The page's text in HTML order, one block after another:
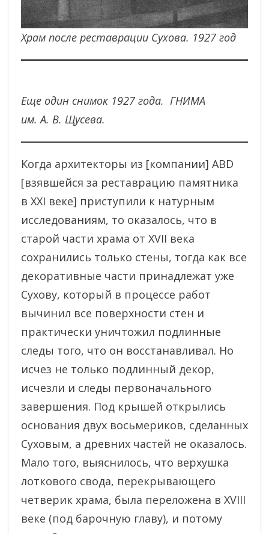
Храм после реставрации Сухова. 1927 год
Еще один снимок 1927 года. ГНИМА
им. А. В. Щусева.
Когда архитекторы из [компании] ABD
[взявшейся за реставрацию памятника
в XXI веке] приступили к натурным
исследованиям, то оказалось, что в
старой части храма от XVII века
сохранились только стены, тогда как все
декоративные части принадлежат уже
Сухову, который в процессе работ
вычинил все поверхности стен и
практически уничтожил подлинные
следы того, что он восстанавливал. Но
исчез не только подлинный декор,
исчезли и следы первоначального
завершения. Под крышей открылись
основания двух восьмериков, сделанных
Суховым, а древних частей не оказалось.
Мало того, выяснилось, что верхушка
лоткового свода, перекрывающего
четверик храма, была переложена в XVIII
веке (под барочную главу), и потому